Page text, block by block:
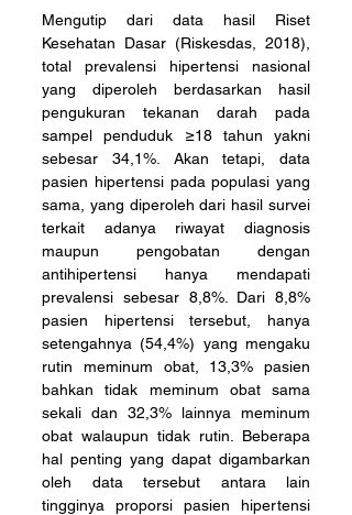
Mengutip dari data hasil Riset
Kesehatan Dasar (Riskesdas, 2018),
total prevalensi hipertensi nasional
yang diperoleh berdasarkan hasil
pengukuran tekanan darah pada
sampel penduduk ≥18 tahun yakni
sebesar 34,1%. Akan tetapi, data
pasien hipertensi pada populasi yang
sama, yang diperoleh dari hasil survei
terkait adanya riwayat diagnosis
maupun pengobatan dengan
antihipertensi hanya mendapati
prevalensi sebesar 8,8%. Dari 8,8%
pasien hipertensi tersebut, hanya
setengahnya (54,4%) yang mengaku
rutin meminum obat, 13,3% pasien
bahkan tidak meminum obat sama
sekali dan 32,3% lainnya meminum
obat walaupun tidak rutin. Beberapa
hal penting yang dapat digambarkan
oleh data tersebut antara lain
tingginya proporsi pasien hipertensi